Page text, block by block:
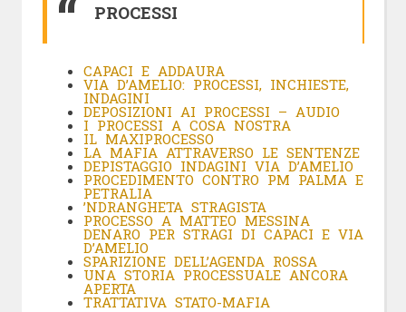
PROCESSI
CAPACI E ADDAURA
VIA D’AMELIO: PROCESSI, INCHIESTE,
INDAGINI
DEPOSIZIONI AI PROCESSI – AUDIO
I PROCESSI A COSA NOSTRA
IL MAXIPROCESSO
LA MAFIA ATTRAVERSO LE SENTENZE
DEPISTAGGIO INDAGINI VIA D’AMELIO
PROCEDIMENTO CONTRO PM PALMA E
PETRALIA
’NDRANGHETA STRAGISTA
PROCESSO A MATTEO MESSINA
DENARO PER STRAGI DI CAPACI E VIA
D’AMELIO
SPARIZIONE DELL’AGENDA ROSSA
UNA STORIA PROCESSUALE ANCORA
APERTA
TRATTATIVA STATO-MAFIA